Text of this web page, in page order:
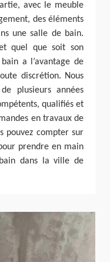
avec le meuble
des éléments
une salle de bain.
quel que soit son
a l’avantage de
discrétion. Nous
plusieurs années
qualifiés et
en travaux de
pouvez compter sur
prendre en main
dans la ville de